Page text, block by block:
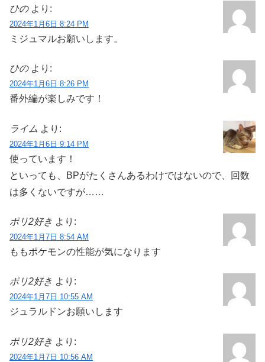
ひの より:
2024年1月6日 8:24 PM
ミジュマルお願いします。
ひの より:
2024年1月6日 8:26 PM
番外編が楽しみです！
ライム より:
2024年1月6日 9:14 PM
使っています！
といっても、BPがたくさんあるわけではないので、回数
は多くないですが……
ポリ2好き より:
2024年1月7日 8:54 AM
ももポケモンの性能が気になります
ポリ2好き より:
2024年1月7日 10:55 AM
ジュラルドンお願いします
ポリ2好き より:
2024年1月7日 10:56 AM